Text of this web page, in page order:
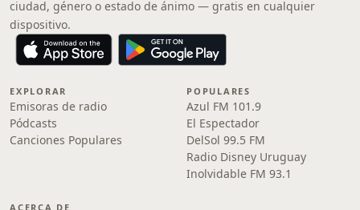
ciudad, género o estado de ánimo — gratis en cualquier
dispositivo.
EXPLORAR
Emisoras de radio
Pódcasts
Canciones Populares
POPULARES
Azul FM 101.9
El Espectador
DelSol 99.5 FM
Radio Disney Uruguay
Inolvidable FM 93.1
ACERCA DE